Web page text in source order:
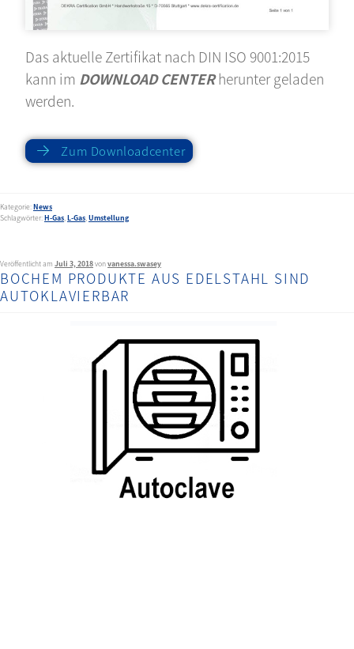
Das aktuelle Zertifikat nach DIN ISO 9001:2015
kann im DOWNLOAD CENTERherunter geladen
werden.
Zum Downloadcenter
Kategorie:News
Schlagwörter:H-Gas,L-Gas,Umstellung
Veröffentlicht am Juli 3, 2018vonvanessa.swasey
BOCHEM PRODUKTE AUS EDELSTAHL SIND
AUTOKLAVIERBAR